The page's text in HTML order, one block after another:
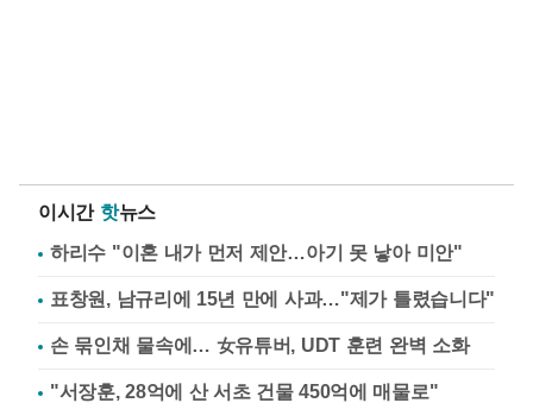
이시간 핫뉴스
하리수 "이혼 내가 먼저 제안…아기 못 낳아 미안"
표창원, 남규리에 15년 만에 사과…"제가 틀렸습니다"
손 묶인채 물속에… 女유튜버, UDT 훈련 완벽 소화
"서장훈, 28억에 산 서초 건물 450억에 매물로"